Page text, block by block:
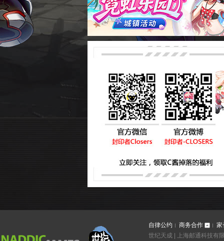
自律公约 家
商务合作
世纪天成 | 上海邮通科技有